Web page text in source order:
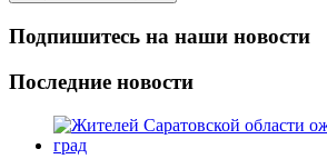
Подпишитесь на наши новости
Последние новости